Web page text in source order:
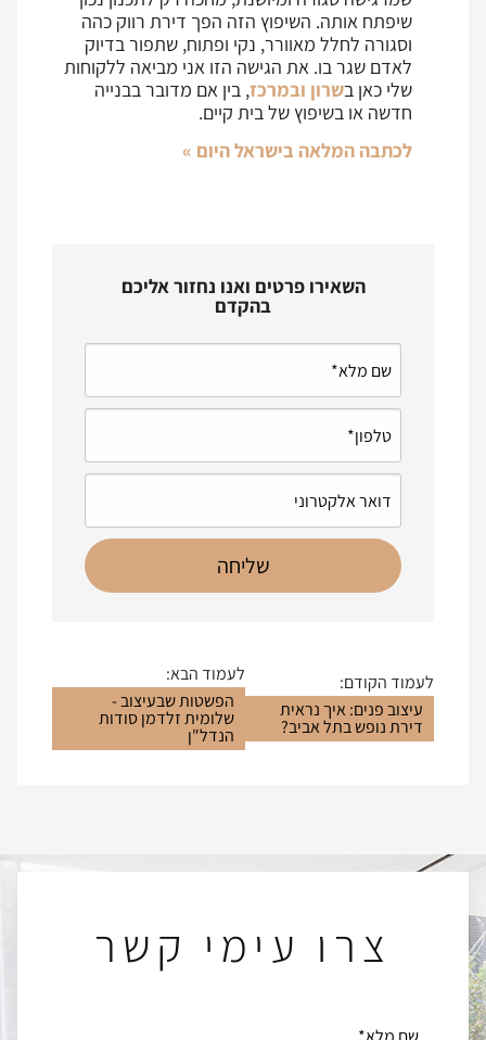
שיפתח אותה. השיפוץ הזה הפך דירת רווק כהה
וסגורה לחלל מאוורר, נקי ופתוח, שתפור בדיוק
לאדם שגר בו. את הגישה הזו אני מביאה ללקוחות
שלי כאן בשרון ובמרכז, בין אם מדובר בבנייה
חדשה או בשיפוץ של בית קיים.
לכתבה המלאה בישראל היום »
השאירו פרטים ואנו נחזור אליכם
בהקדם
לעמוד הקודם:
עיצוב פנים: איך נראית
דירת נופש בתל אביב?
לעמוד הבא:
הפשטות שבעיצוב -
שלומית זלדמן סודות
הנדל"ן
צרו עימי קשר